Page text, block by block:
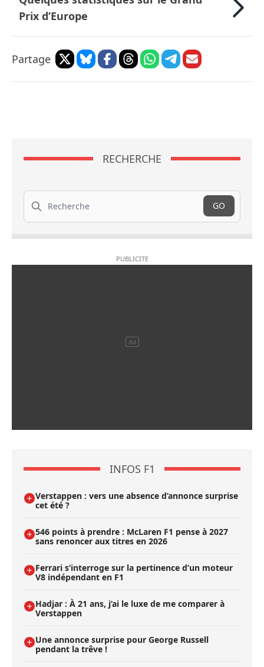
Prix d’Europe
Partage
RECHERCHE
Recherche
GO
INFOS F1
Verstappen : vers une absence d’annonce surprise
cet été ?
546 points à prendre : McLaren F1 pense à 2027
sans renoncer aux titres en 2026
Ferrari s’interroge sur la pertinence d’un moteur
V8 indépendant en F1
Hadjar : À 21 ans, j’ai le luxe de me comparer à
Verstappen
Une annonce surprise pour George Russell
pendant la trêve !